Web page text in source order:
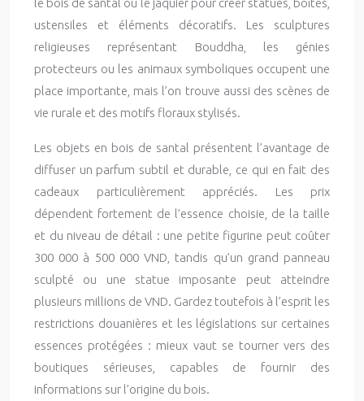
le bois de santal ou le jaquier pour créer statues, boîtes,
ustensiles et éléments décoratifs. Les sculptures
religieuses représentant Bouddha, les génies
protecteurs ou les animaux symboliques occupent une
place importante, mais l’on trouve aussi des scènes de
vie rurale et des motifs floraux stylisés.
Les objets en bois de santal présentent l’avantage de
diffuser un parfum subtil et durable, ce qui en fait des
cadeaux particulièrement appréciés. Les prix
dépendent fortement de l’essence choisie, de la taille
et du niveau de détail : une petite figurine peut coûter
300 000 à 500 000 VND, tandis qu’un grand panneau
sculpté ou une statue imposante peut atteindre
plusieurs millions de VND. Gardez toutefois à l’esprit les
restrictions douanières et les législations sur certaines
essences protégées : mieux vaut se tourner vers des
boutiques sérieuses, capables de fournir des
informations sur l’origine du bois.